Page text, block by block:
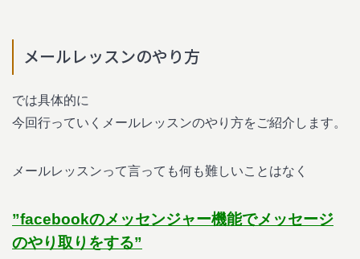
メールレッスンのやり方
では具体的に
今回行っていくメールレッスンのやり方をご紹介します。
メールレッスンって言っても何も難しいことはなく
”facebookのメッセンジャー機能でメッセージ
のやり取りをする”